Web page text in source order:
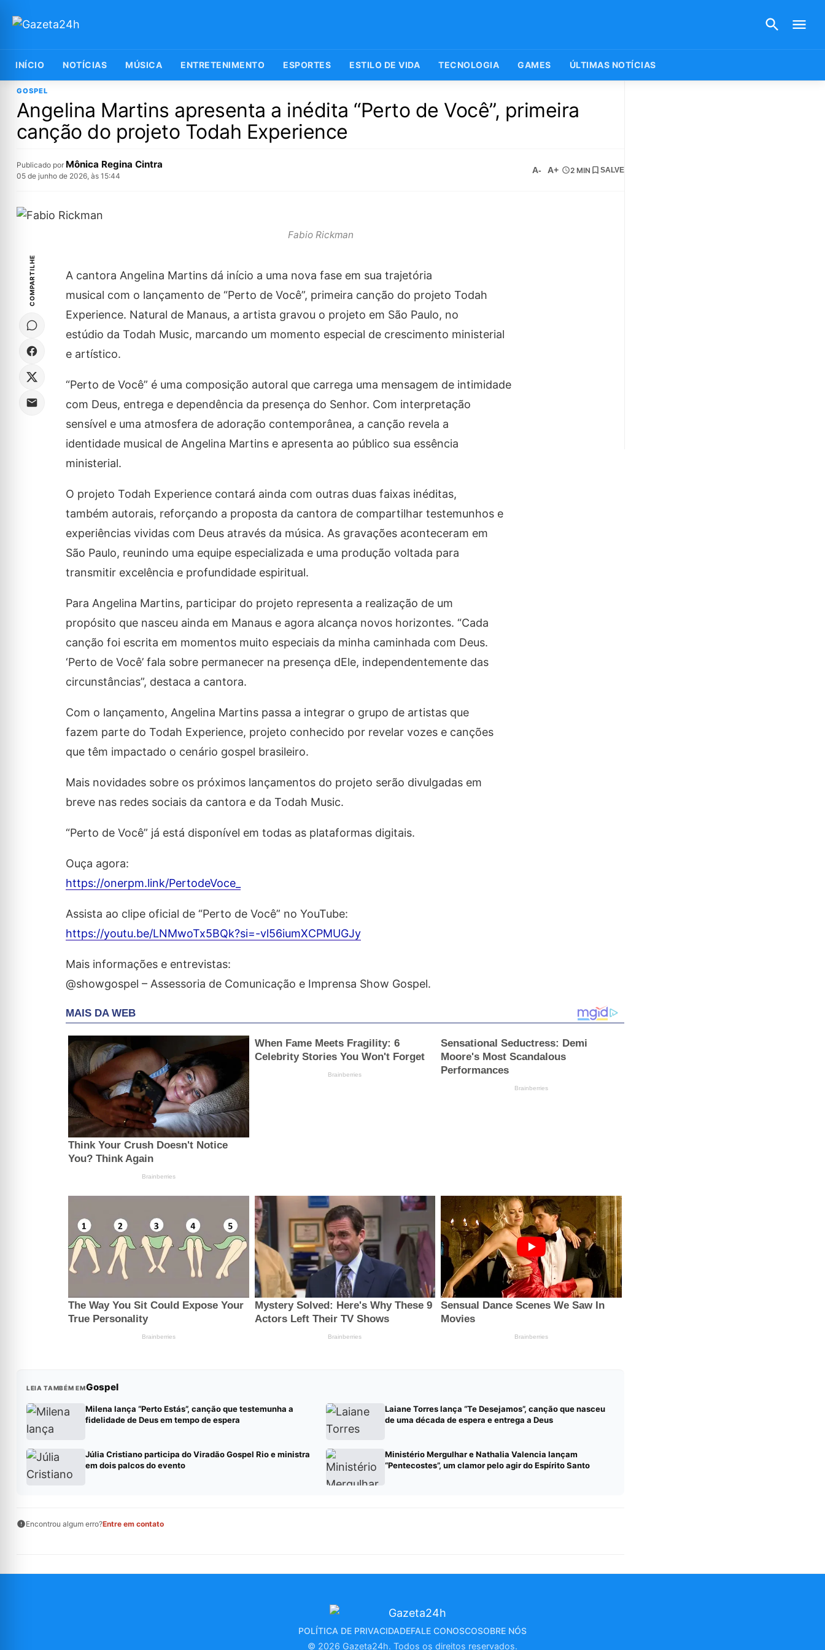
INÍCIO NOTÍCIAS MÚSICA ENTRETENIMENTO ESPORTES ESTILO DE VIDA TECNOLOGIA GAMES ÚLTIMAS NOTÍCIAS
GOSPEL
Angelina Martins apresenta a inédita “Perto de Você”, primeira
canção do projeto Todah Experience
Publicado por Mônica Regina Cintra
05 de junho de 2026, às 15:44
A- A+ 2 MIN SALVE
Fabio Rickman
COMPARTILHE
A cantora Angelina Martins dá início a uma nova fase em sua trajetória
musical com o lançamento de “Perto de Você”, primeira canção do projeto Todah
Experience. Natural de Manaus, a artista gravou o projeto em São Paulo, no
estúdio da Todah Music, marcando um momento especial de crescimento ministerial
e artístico.
“Perto de Você” é uma composição autoral que carrega uma mensagem de intimidade
com Deus, entrega e dependência da presença do Senhor. Com interpretação
sensível e uma atmosfera de adoração contemporânea, a canção revela a
identidade musical de Angelina Martins e apresenta ao público sua essência
ministerial.
O projeto Todah Experience contará ainda com outras duas faixas inéditas,
também autorais, reforçando a proposta da cantora de compartilhar testemunhos e
experiências vividas com Deus através da música. As gravações aconteceram em
São Paulo, reunindo uma equipe especializada e uma produção voltada para
transmitir excelência e profundidade espiritual.
Para Angelina Martins, participar do projeto representa a realização de um
propósito que nasceu ainda em Manaus e agora alcança novos horizontes. “Cada
canção foi escrita em momentos muito especiais da minha caminhada com Deus.
‘Perto de Você’ fala sobre permanecer na presença dEle, independentemente das
circunstâncias”, destaca a cantora.
Com o lançamento, Angelina Martins passa a integrar o grupo de artistas que
fazem parte do Todah Experience, projeto conhecido por revelar vozes e canções
que têm impactado o cenário gospel brasileiro.
Mais novidades sobre os próximos lançamentos do projeto serão divulgadas em
breve nas redes sociais da cantora e da Todah Music.
“Perto de Você” já está disponível em todas as plataformas digitais.
Ouça agora:
https://onerpm.link/PertodeVoce_
Assista ao clipe oficial de “Perto de Você” no YouTube:
https://youtu.be/LNMwoTx5BQk?si=-vl56iumXCPMUGJy
Mais informações e entrevistas:
@showgospel – Assessoria de Comunicação e Imprensa Show Gospel.
LEIA TAMBÉM EMGospel
Milena lança “Perto Estás”, canção que testemunha a
fidelidade de Deus em tempo de espera
Laiane Torres lança “Te Desejamos”, canção que nasceu
de uma década de espera e entrega a Deus
Júlia Cristiano participa do Viradão Gospel Rio e ministra
em dois palcos do evento
Ministério Mergulhar e Nathalia Valencia lançam
“Pentecostes”, um clamor pelo agir do Espírito Santo
Encontrou algum erro?Entre em contato
POLÍTICA DE PRIVACIDADEFALE CONOSCOSOBRE NÓS
© 2026 Gazeta24h. Todos os direitos reservados.